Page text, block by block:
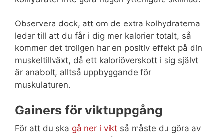
Observera dock, att om de extra kolhydraterna
leder till att du får i dig mer kalorier totalt, så
kommer det troligen har en positiv effekt på din
muskeltillväxt, då ett kaloriöverskott i sig självt
är anabolt, alltså uppbyggande för
muskulaturen.
Gainers för viktuppgång
För att du ska gå ner i vikt så måste du göra av